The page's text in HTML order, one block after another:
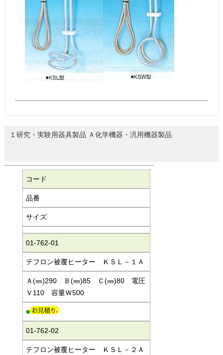
１研究・実験用器具製品 Ａ化学機器・汎用機器製品
コード
品番
サイズ
01-762-01
テフロン被覆ヒーター ＫＳＬ－１Ａ
Ａ(㎜)290 Ｂ(㎜)85 Ｃ(㎜)80 電圧
Ｖ110 容量Ｗ500
■
01-762-02
テフロン被覆ヒーター ＫＳＬ－２Ａ